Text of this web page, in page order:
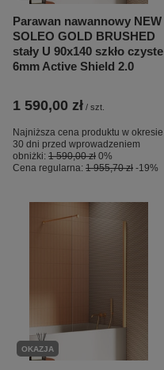
Parawan nawannowy NEW
SOLEO GOLD BRUSHED
stały U 90x140 szkło czyste
6mm Active Shield 2.0
1 590,00 zł / szt.
Najniższa cena produktu w okresie
30 dni przed wprowadzeniem
obniżki: 1 590,00 zł 0%
Cena regularna: 1 955,70 zł -19%
OKAZJA